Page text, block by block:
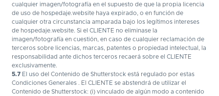
cualquier imagen/fotografía en el supuesto de que la propia licencia
de uso de hospedaje.website haya expirado, o en función de
cualquier otra circunstancia amparada bajo los legítimos intereses
de hospedaje.website. Si el CLIENTE no eliminase la
imagen/fotografía en cuestión, en caso de cualquier reclamación de
terceros sobre licencias, marcas, patentes o propiedad intelectual, la
responsabilidad ante dichos terceros recaerá sobre el CLIENTE
exclusivamente.
5.7 El uso del Contenido de Shutterstock está regulado por estas
Condiciones Generales . El CLIENTE se abstendrá de utilizar el
Contenido de Shutterstock: (i) vinculado de algún modo a contenido